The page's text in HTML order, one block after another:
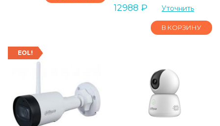
12988 ₽ Уточнить
В КОРЗИНУ
EOL!